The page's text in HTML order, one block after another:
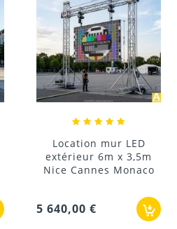
Location mur LED
extérieur 6m x 3,5m
Nice Cannes Monaco
5 640,00 €